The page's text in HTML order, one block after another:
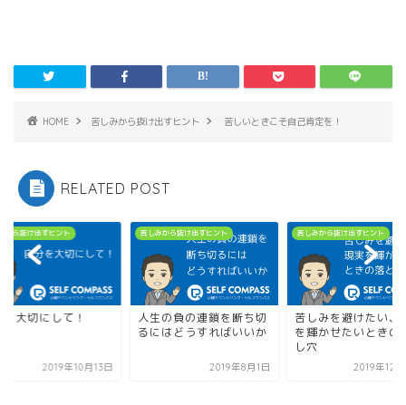
HOME 苦しみから抜け出すヒント 苦しいときこそ自己肯定を！
RELATED POST
から抜け出すヒント
大切にして！
2019年10月13日
苦しみから抜け出すヒント
人生の負の連鎖を断ち切
るにはどうすればいいか
2019年8月1日
苦しみから抜け出すヒント
苦しみを避けたい、
を輝かせたいときの
し穴
2019年12